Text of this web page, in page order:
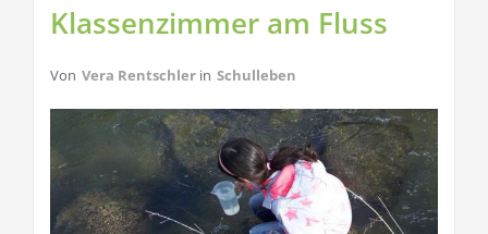
Klassenzimmer am Fluss
Von Vera Rentschler in Schulleben